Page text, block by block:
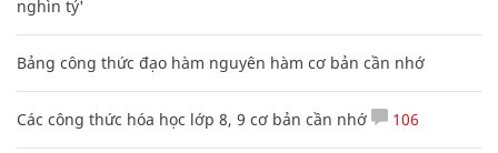
nghìn tỷ'
Bảng công thức đạo hàm nguyên hàm cơ bản cần nhớ
Các công thức hóa học lớp 8, 9 cơ bản cần nhớ 106